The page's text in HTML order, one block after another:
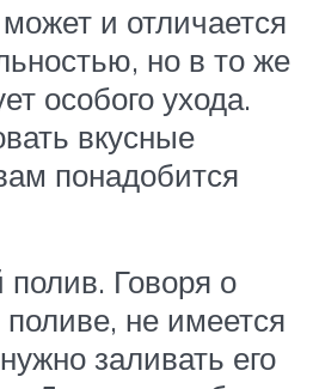
и отличается
но в то же
особого ухода.
вкусные
понадобится
полив. Говоря о
не имеется
заливать его